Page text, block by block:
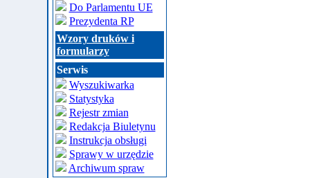
Do Parlamentu UE
Prezydenta RP
Wzory druków i
formularzy
Serwis
Wyszukiwarka
Statystyka
Rejestr zmian
Redakcja Biuletynu
Instrukcja obsługi
Sprawy w urzędzie
Archiwum spraw